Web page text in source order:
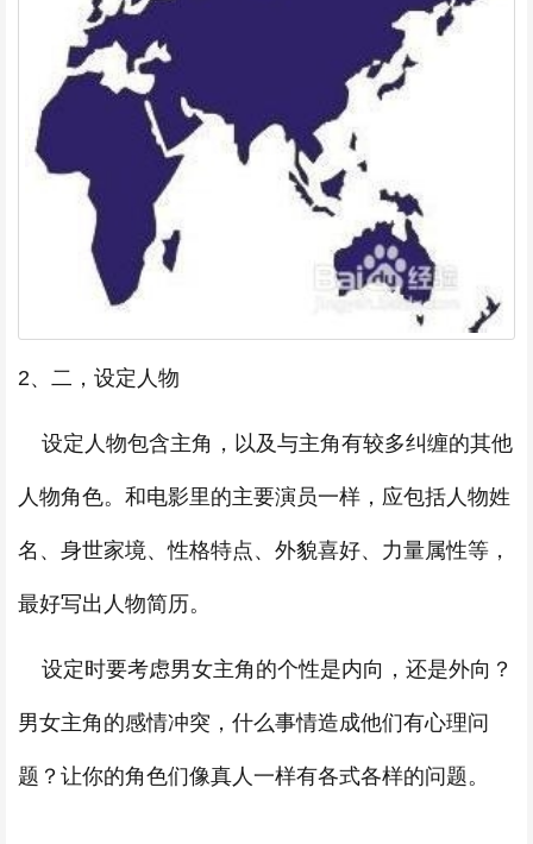
2、二，设定人物
设定人物包含主角，以及与主角有较多纠缠的其他
人物角色。和电影里的主要演员一样，应包括人物姓
名、身世家境、性格特点、外貌喜好、力量属性等，
最好写出人物简历。
设定时要考虑男女主角的个性是内向，还是外向？
男女主角的感情冲突，什么事情造成他们有心理问
题？让你的角色们像真人一样有各式各样的问题。